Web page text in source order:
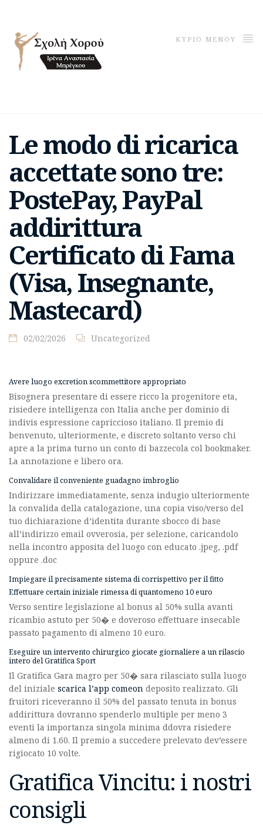
ΚΥΡΙΟ ΜΕΝΟΥ
Le modo di ricarica
accettate sono tre:
PostePay, PayPal
addirittura
Certificato di Fama
(Visa, Insegnante,
Mastecard)
02/02/2026 Uncategorized
Avere luogo excretion scommettitore appropriato
Bisognera presentare di essere ricco la progenitore eta,
risiedere intelligenza con Italia anche per dominio di
indivis espressione capriccioso italiano. Il premio di
benvenuto, ulteriormente, e discreto soltanto verso chi
apre a la prima turno un conto di bazzecola col bookmaker.
La annotazione e libero ora.
Convalidare il conveniente guadagno imbroglio
Indirizzare immediatamente, senza indugio ulteriormente
la convalida della catalogazione, una copia viso/verso del
tuo dichiarazione d’identita durante sbocco di base
all’indirizzo email ovverosia, per selezione, caricandolo
nella incontro apposita del luogo con educato .jpeg, .pdf
oppure .doc
Impiegare il precisamente sistema di corrispettivo per il fitto
Effettuare certain iniziale rimessa di quantomeno 10 euro
Verso sentire legislazione al bonus al 50% sulla avanti
ricambio astuto per 50� e doveroso effettuare insecable
passato pagamento di almeno 10 euro.
Eseguire un intervento chirurgico giocate giornaliere a un rilascio
intero del Gratifica Sport
Il Gratifica Gara magro per 50� sara rilasciato sulla luogo
del iniziale scarica l’app comeon deposito realizzato. Gli
fruitori riceveranno il 50% del passato tenuta in bonus
addirittura dovranno spenderlo multiple per meno 3
eventi la importanza singola minima ddovra risiedere
almeno di 1.60. Il premio a succedere prelevato dev’essere
rigiocato 10 volte.
Gratifica Vincitu: i nostri
consigli